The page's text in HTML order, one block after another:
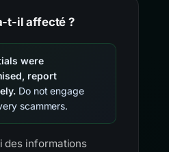
t-il affecté ?
were
report
Do not engage
scammers.
des informations